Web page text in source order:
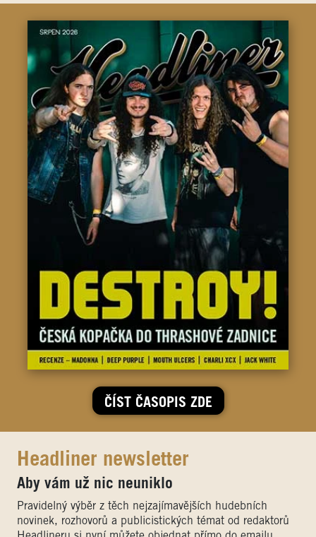
ČÍST ČASOPIS ZDE
Headliner newsletter
Aby vám už nic neuniklo
Pravidelný výběr z těch nejzajímavějších hudebních
novinek, rozhovorů a publicistických témat od redaktorů